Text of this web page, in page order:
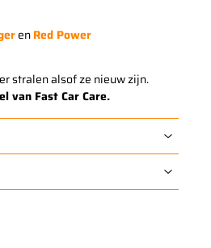
enRed Power
stralen alsof ze nieuw zijn.
van Fast Car Care.